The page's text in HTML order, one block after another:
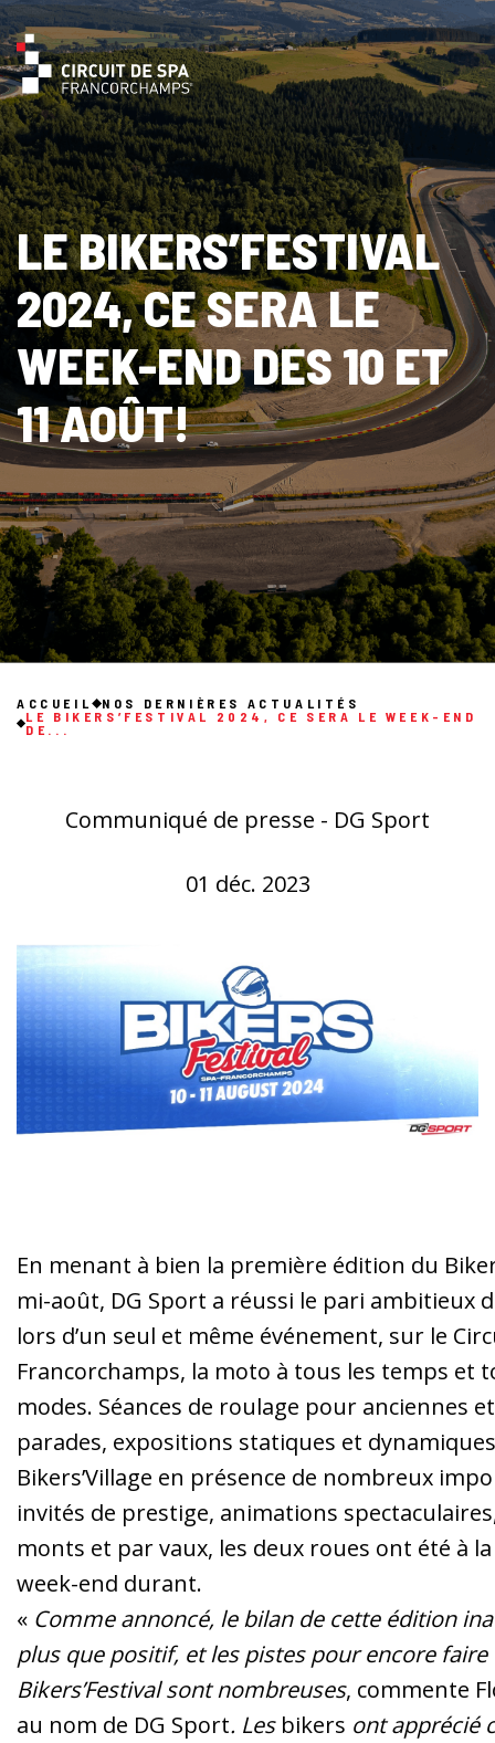
LE BIKERS’FESTIVAL
2024, CE SERA LE
WEEK-END DES 10 ET
11 AOÛT!
ACCUEIL
NOS DERNIÈRES ACTUALITÉS
LE BIKERS’FESTIVAL 2024, CE SERA LE WEEK-END
DE...
Communiqué de presse - DG Sport
01 déc. 2023
En menant à bien la première édition du
mi-août, DG Sport a réussi le pari ambitieux
lors d’un seul et même événement, sur le
Francorchamps, la moto à tous les temps et
modes. Séances de roulage pour anciennes
parades, expositions statiques et
Bikers’Village en présence de nombreux
invités de prestige, animations
monts et par vaux, les deux roues ont été à
week-end durant.
« Comme annoncé, le bilan de cette édition
plus que positif, et les pistes pour encore faire
Bikers’Festival sont nombreuses, commente
au nom de DG Sport. Les bikers ont apprécié